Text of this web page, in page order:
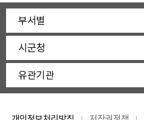
부서별
시군청
유관기관